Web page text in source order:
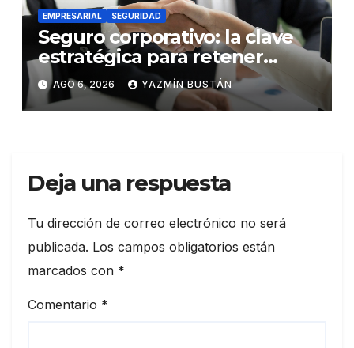
EMPRESARIAL SEGURIDAD
Seguro corporativo: la clave
estratégica para retener
talento en Ecuador
AGO 6, 2026 YAZMÍN BUSTÁN
Deja una respuesta
Tu dirección de correo electrónico no será
publicada. Los campos obligatorios están
marcados con *
Comentario *